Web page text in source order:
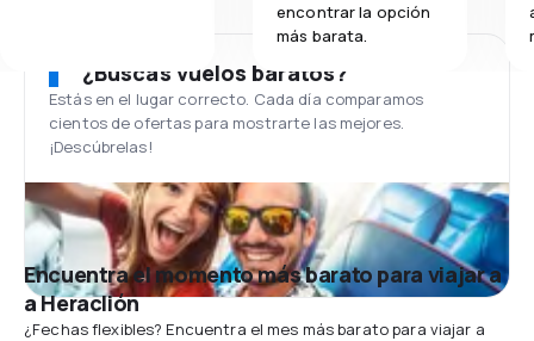
encontrar la opción
más barata.
¿Buscas vuelos baratos?
Estás en el lugar correcto. Cada día comparamos
cientos de ofertas para mostrarte las mejores.
¡Descúbrelas!
Encuentra el momento más barato para viajar a
a Heraclión
¿Fechas flexibles? Encuentra el mes más barato para viajar a